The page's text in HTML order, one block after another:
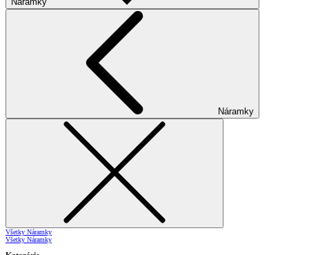
Náramky
Všetky Náramky
Všetky Náramky